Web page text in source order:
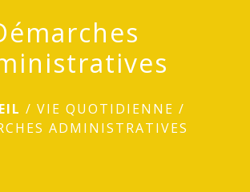
/ VIE QUOTIDIENNE /
ADMINISTRATIVES